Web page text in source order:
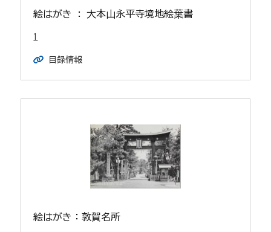
絵はがき : 大本山永平寺境地絵葉書
1
目録情報
絵はがき：敦賀名所